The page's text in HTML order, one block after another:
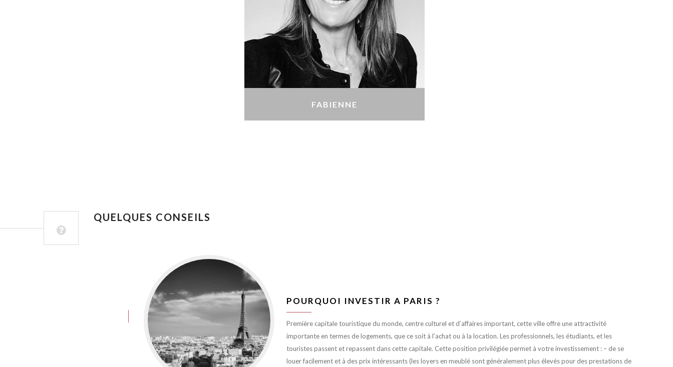
FABIENNE
QUELQUES CONSEILS
POURQUOI INVESTIR A PARIS ?
Première capitale touristique du monde, centre culturel et d’affaires important, cette ville offre une attractivité
importante en termes de logements, que ce soit à l’achat ou à la location. Les professionnels, les étudiants, et les
touristes passent et repassent dans cette capitale. Cette position privilégiée permet à votre investissement : – de se
louer facilement et à des prix intéressants (les loyers en meublé sont généralement plus élevés pour des prestations de